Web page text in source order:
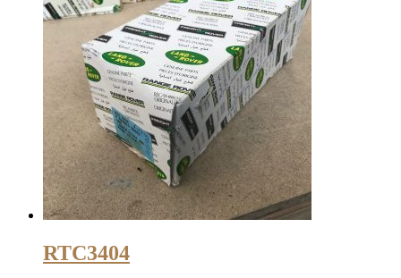
RTC3404